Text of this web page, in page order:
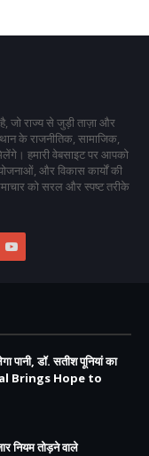
जो राज्य से जुड़ी ताज़ा और
के राजनीतिक, सामाजिक,
हमारी वेबसाइट पर आपको
और विकास कार्यों की
को सरल और स्पष्ट तरीके
पानी, डॉ. सतीश पूनियां का
Brings Hope to
नियम तोड़ने वाले